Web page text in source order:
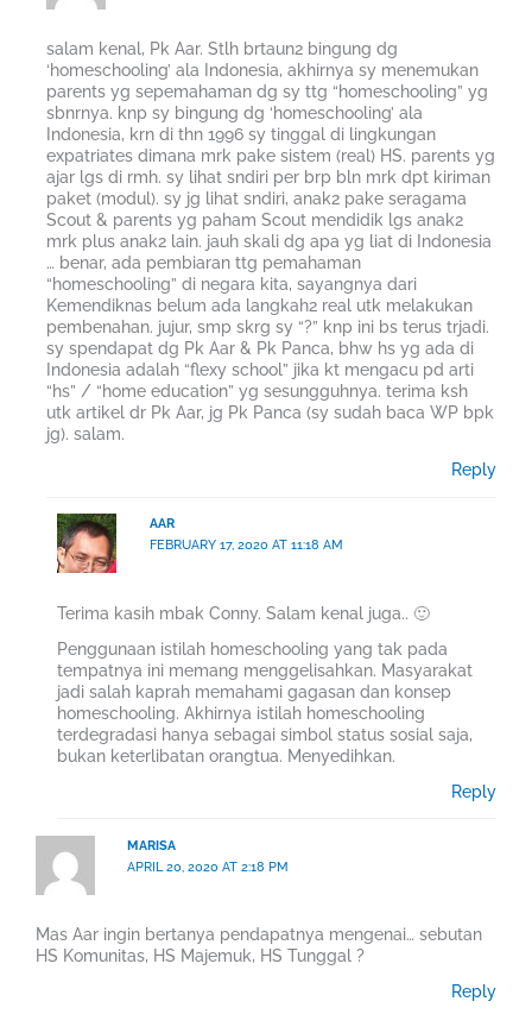
salam kenal, Pk Aar. Stlh brtaun2 bingung dg
‘homeschooling’ ala Indonesia, akhirnya sy menemukan
parents yg sepemahaman dg sy ttg “homeschooling” yg
sbnrnya. knp sy bingung dg ‘homeschooling’ ala
Indonesia, krn di thn 1996 sy tinggal di lingkungan
expatriates dimana mrk pake sistem (real) HS. parents yg
ajar lgs di rmh. sy lihat sndiri per brp bln mrk dpt kiriman
paket (modul). sy jg lihat sndiri, anak2 pake seragama
Scout & parents yg paham Scout mendidik lgs anak2
mrk plus anak2 lain. jauh skali dg apa yg liat di Indonesia
… benar, ada pembiaran ttg pemahaman
“homeschooling” di negara kita, sayangnya dari
Kemendiknas belum ada langkah2 real utk melakukan
pembenahan. jujur, smp skrg sy “?” knp ini bs terus trjadi.
sy spendapat dg Pk Aar & Pk Panca, bhw hs yg ada di
Indonesia adalah “flexy school” jika kt mengacu pd arti
“hs” / “home education” yg sesungguhnya. terima ksh
utk artikel dr Pk Aar, jg Pk Panca (sy sudah baca WP bpk
jg). salam.
Reply
AAR
FEBRUARY 17, 2020 AT 11:18 AM
Terima kasih mbak Conny. Salam kenal juga.. 🙂
Penggunaan istilah homeschooling yang tak pada
tempatnya ini memang menggelisahkan. Masyarakat
jadi salah kaprah memahami gagasan dan konsep
homeschooling. Akhirnya istilah homeschooling
terdegradasi hanya sebagai simbol status sosial saja,
bukan keterlibatan orangtua. Menyedihkan.
Reply
MARISA
APRIL 20, 2020 AT 2:18 PM
Mas Aar ingin bertanya pendapatnya mengenai… sebutan
HS Komunitas, HS Majemuk, HS Tunggal ?
Reply